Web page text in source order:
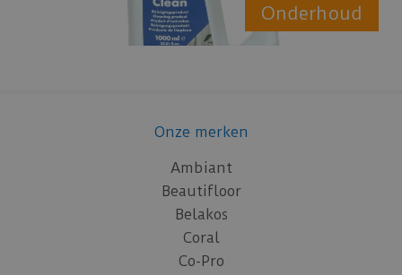
Onderhoud
Onze merken
Ambiant
Beautifloor
Belakos
Coral
Co-Pro